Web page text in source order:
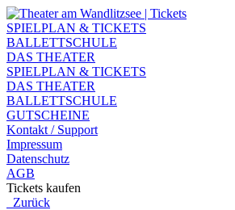
SPIELPLAN & TICKETS
BALLETTSCHULE
DAS THEATER
SPIELPLAN & TICKETS
DAS THEATER
BALLETTSCHULE
GUTSCHEINE
Kontakt / Support
Impressum
Datenschutz
AGB
Tickets kaufen
Zurück